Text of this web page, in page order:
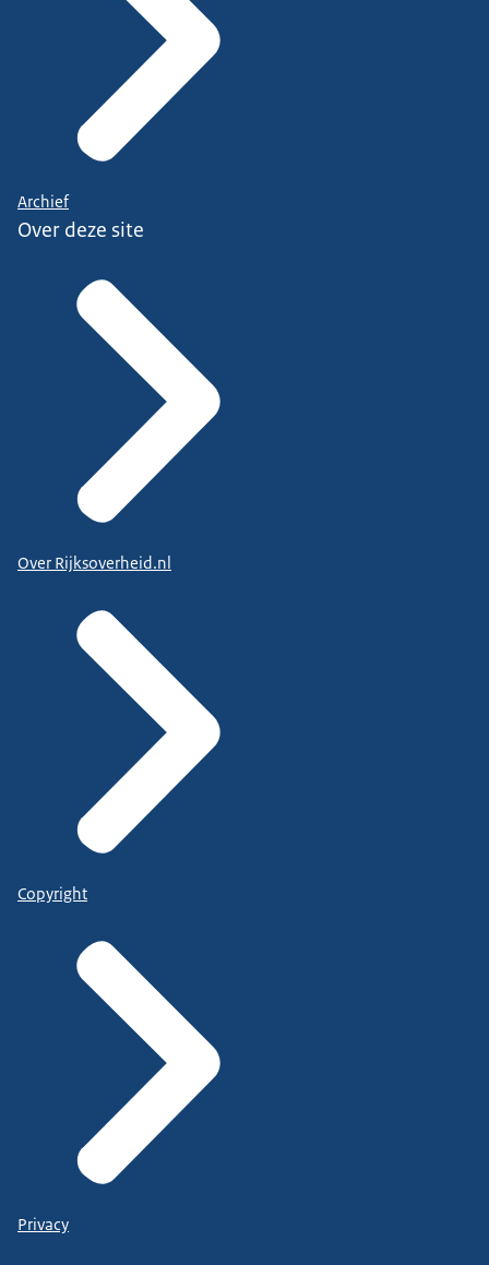
Archief
Over deze site
Over Rijksoverheid.nl
Copyright
Privacy